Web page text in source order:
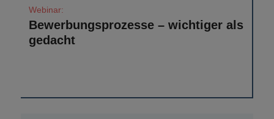
Bewerbungsprozesse – wichtiger als
gedacht